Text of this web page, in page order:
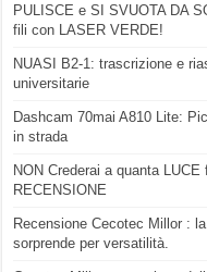
PULISCE e SI SVUOTA DA
fili con LASER VERDE!
NUASI B2-1: trascrizione e
universitarie
Dashcam 70mai A810 Lite:
in strada
NON Crederai a quanta
RECENSIONE
Recensione Cecotec Millor :
sorprende per versatilità.